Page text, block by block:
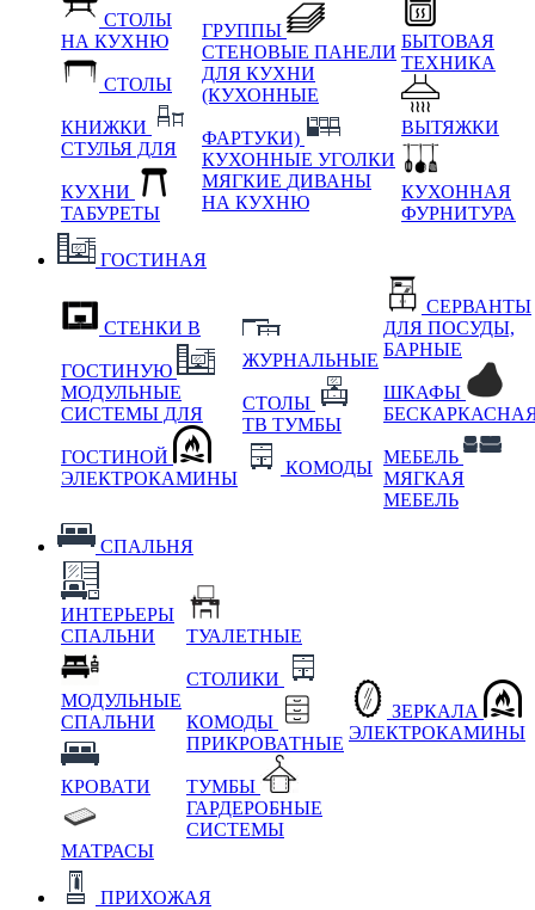
СТОЛЫ
НА КУХНЮ
СТОЛЫ
КНИЖКИ
СТУЛЬЯ ДЛЯ
КУХНИ
ТАБУРЕТЫ
ГРУППЫ
СТЕНОВЫЕ ПАНЕЛИ
ДЛЯ КУХНИ
(КУХОННЫЕ
ФАРТУКИ)
КУХОННЫЕ УГОЛКИ
МЯГКИЕ ДИВАНЫ
НА КУХНЮ
БЫТОВАЯ
ТЕХНИКА
ВЫТЯЖКИ
КУХОННАЯ
ФУРНИТУРА
ГОСТИНАЯ
СТЕНКИ В
ГОСТИНУЮ
МОДУЛЬНЫЕ
СИСТЕМЫ ДЛЯ
ГОСТИНОЙ
ЭЛЕКТРОКАМИНЫ
ЖУРНАЛЬНЫЕ
СТОЛЫ
ТВ ТУМБЫ
КОМОДЫ
СЕРВАНТЫ
ДЛЯ ПОСУДЫ,
БАРНЫЕ
ШКАФЫ
МЕБЕЛЬ
МЯГКАЯ
МЕБЕЛЬ
СПАЛЬНЯ
ИНТЕРЬЕРЫ
СПАЛЬНИ
МОДУЛЬНЫЕ
СПАЛЬНИ
КРОВАТИ
МАТРАСЫ
ТУАЛЕТНЫЕ
СТОЛИКИ
КОМОДЫ
ПРИКРОВАТНЫЕ
ТУМБЫ
ГАРДЕРОБНЫЕ
СИСТЕМЫ
ЗЕРКАЛА
ЭЛЕКТРОКАМИНЫ
ПРИХОЖАЯ